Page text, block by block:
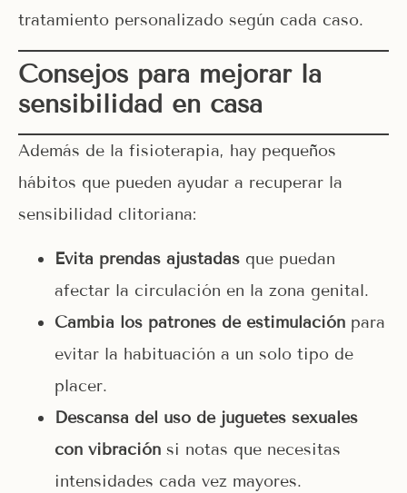
tratamiento personalizado según cada caso.
Consejos para mejorar la
sensibilidad en casa
Además de la fisioterapia, hay pequeños
hábitos que pueden ayudar a recuperar la
sensibilidad clitoriana:
Evita prendas ajustadas que puedan
afectar la circulación en la zona genital.
Cambia los patrones de estimulación para
evitar la habituación a un solo tipo de
placer.
Descansa del uso de juguetes sexuales
con vibración si notas que necesitas
intensidades cada vez mayores.